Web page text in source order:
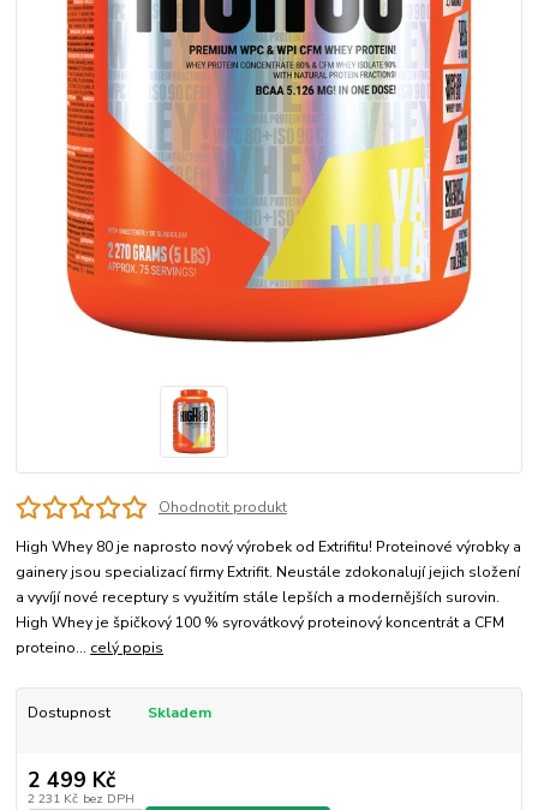
Ohodnotit produkt
High Whey 80 je naprosto nový výrobek od Extrifitu! Proteinové výrobky a
gainery jsou specializací firmy Extrifit. Neustále zdokonalují jejich složení
a vyvíjí nové receptury s využitím stále lepších a modernějších surovin.
High Whey je špičkový 100 % syrovátkový proteinový koncentrát a CFM
proteino... celý popis
Dostupnost Skladem
2 499 Kč
2 231 Kč bez DPH